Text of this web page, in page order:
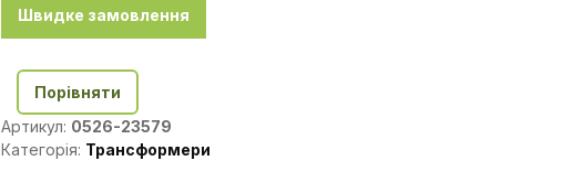
Швидке замовлення
Порівняти
Артикул: 0526-23579
Категорія: Трансформери